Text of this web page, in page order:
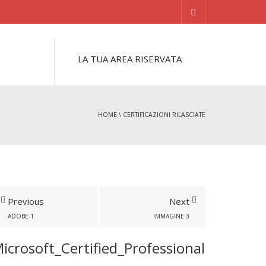
LA TUA AREA RISERVATA
HOME \ CERTIFICAZIONI RILASCIATE
Previous
ADOBE-1
Next
IMMAGINE 3